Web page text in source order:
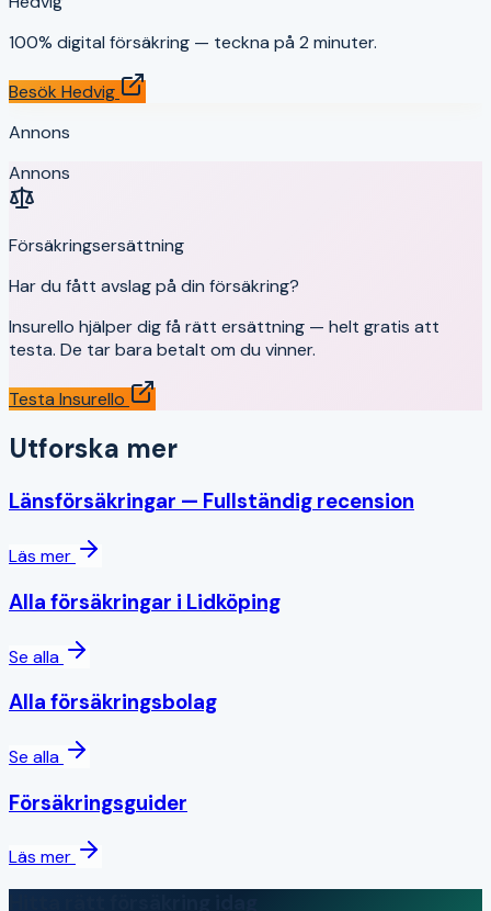
100% digital försäkring — teckna på 2 minuter.
Besök Hedvig
Annons
Annons
Försäkringsersättning
Har du fått avslag på din försäkring?
Insurello hjälper dig få rätt ersättning — helt gratis att
testa. De tar bara betalt om du vinner.
Testa Insurello
Utforska mer
Länsförsäkringar — Fullständig recension
Läs mer
Alla försäkringar i Lidköping
Se alla
Alla försäkringsbolag
Se alla
Försäkringsguider
Läs mer